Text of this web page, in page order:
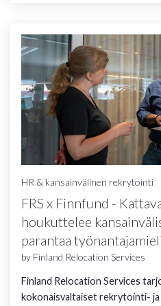
HR & kansainvälinen rekrytointi
FRS x Finnfund -
houkuttelee
parantaa
by Finland Relocation Services
Finland Relocation Services
kokonaisvaltaiset rekrytointi-
Lue